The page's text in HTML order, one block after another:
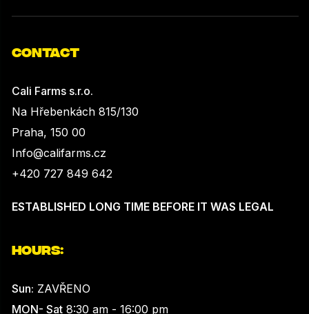
CONTACT
Cali Farms s.r.o.
Na Hřebenkách 815/130
Praha, 150 00
Info@califarms.cz
+420 727 849 642
ESTABLISHED LONG TIME BEFORE IT WAS LEGAL
HOURS:
Sun: ZAVŘENO
MON- Sat 8:30 am - 16:00 pm